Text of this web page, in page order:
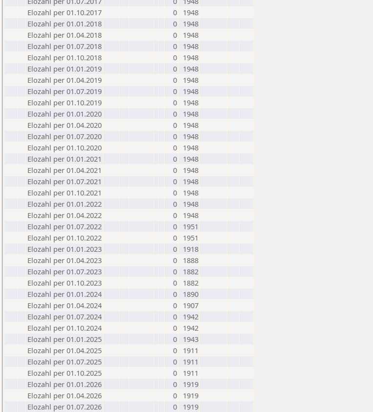
Elozahl per 01.10.2017
0
1948
Elozahl per 01.01.2018
0
1948
Elozahl per 01.04.2018
0
1948
Elozahl per 01.07.2018
0
1948
Elozahl per 01.10.2018
0
1948
Elozahl per 01.01.2019
0
1948
Elozahl per 01.04.2019
0
1948
Elozahl per 01.07.2019
0
1948
Elozahl per 01.10.2019
0
1948
Elozahl per 01.01.2020
0
1948
Elozahl per 01.04.2020
0
1948
Elozahl per 01.07.2020
0
1948
Elozahl per 01.10.2020
0
1948
Elozahl per 01.01.2021
0
1948
Elozahl per 01.04.2021
0
1948
Elozahl per 01.07.2021
0
1948
Elozahl per 01.10.2021
0
1948
Elozahl per 01.01.2022
0
1948
Elozahl per 01.04.2022
0
1948
Elozahl per 01.07.2022
0
1951
Elozahl per 01.10.2022
0
1951
Elozahl per 01.01.2023
0
1918
Elozahl per 01.04.2023
0
1888
Elozahl per 01.07.2023
0
1882
Elozahl per 01.10.2023
0
1882
Elozahl per 01.01.2024
0
1890
Elozahl per 01.04.2024
0
1907
Elozahl per 01.07.2024
0
1942
Elozahl per 01.10.2024
0
1942
Elozahl per 01.01.2025
0
1943
Elozahl per 01.04.2025
0
1911
Elozahl per 01.07.2025
0
1911
Elozahl per 01.10.2025
0
1911
Elozahl per 01.01.2026
0
1919
Elozahl per 01.04.2026
0
1919
Elozahl per 01.07.2026
0 1919